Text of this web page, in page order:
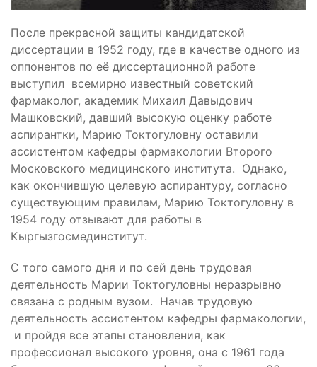
После прекрасной защиты кандидатской
диссертации в 1952 году, где в качестве одного из
оппонентов по её диссертационной работе
выступил всемирно известный советский
фармаколог, академик Михаил Давыдович
Машковский, давший высокую оценку работе
аспирантки, Марию Токтогуловну оставили
ассистентом кафедры фармакологии Второго
Московского медицинского института. Однако,
как окончившую целевую аспирантуру, согласно
существующим правилам, Марию Токтогуловну в
1954 году отзывают для работы в
Кыргызгосмединститут.
С того самого дня и по сей день трудовая
деятельность Марии Токтогуловны неразрывно
связана с родным вузом. Начав трудовую
деятельность ассистентом кафедры фармакологии,
и пройдя все этапы становления, как
профессионал высокого уровня, она с 1961 года